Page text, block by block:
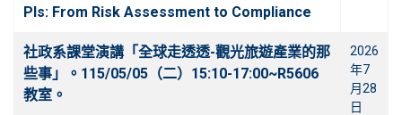
PIs: From Risk Assessment to Compliance
社政系課堂演講「全球走透透-觀光旅遊產業的那
些事」。115/05/05（二）15:10-17:00~R5606
教室。
2026
年7
月28
日